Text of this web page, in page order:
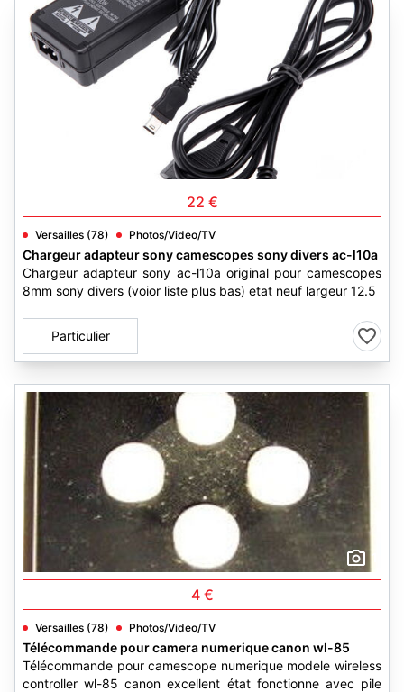
22 €
Versailles (78) Photos/Video/TV
Chargeur adapteur sony camescopes sony divers ac-l10a
Chargeur adapteur sony ac-l10a original pour camescopes
8mm sony divers (voior liste plus bas) etat neuf largeur 12.5
Particulier
4 €
Versailles (78) Photos/Video/TV
Télécommande pour camera numerique canon wl-85
Télécommande pour camescope numerique modele wireless
controller wl-85 canon excellent état fonctionne avec pile